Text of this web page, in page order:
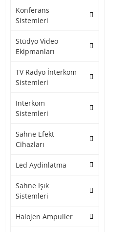
Konferans
Sistemleri
Stüdyo Video
Ekipmanları
TV Radyo İnterkom
Sistemleri
Interkom
Sistemleri
Sahne Efekt
Cihazları
Led Aydinlatma
Sahne Işık
Sistemleri
Halojen Ampuller